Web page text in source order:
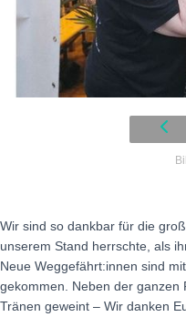
Wir sind so dankbar für die
unserem Stand herrschte, als
Neue Weggefährt:innen sind
gekommen. Neben der ganzen
Tränen geweint – Wir danken